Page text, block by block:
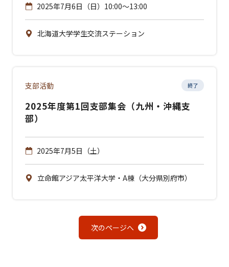
2025年7月6日（日）10:00～13:00
北海道大学学生交流ステーション
支部活動 終了
2025年度第1回支部集会（九州・沖縄支
部）
2025年7月5日（土）
立命館アジア太平洋大学・A棟（大分県別府市）
次のページへ